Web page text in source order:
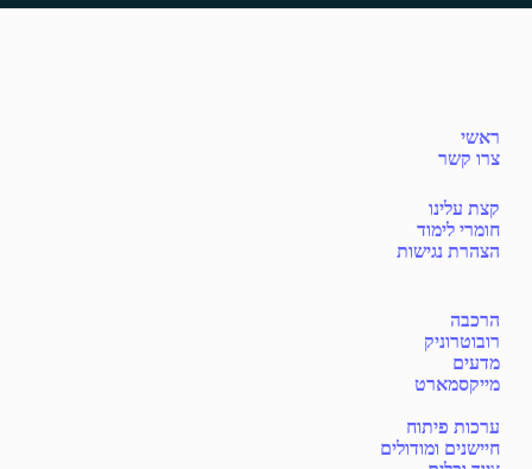
ראשי
צרו קשר
קצת עלינו
חומרי לימוד
הצהרת נגישות
הרכבה
רובוטרוניק
מדעים
מייקסמארט
ערכות פיתוח
חיישנים ומודולים